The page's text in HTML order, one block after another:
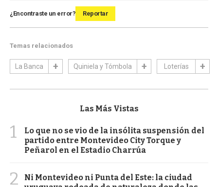
¿Encontraste un error? Reportar
Temas relacionados
La Banca Quiniela y Tómbola Loterías
Las Más Vistas
1
Lo que no se vio de la insólita suspensión del
partido entre Montevideo City Torque y
Peñarol en el Estadio Charrúa
2
Ni Montevideo ni Punta del Este: la ciudad